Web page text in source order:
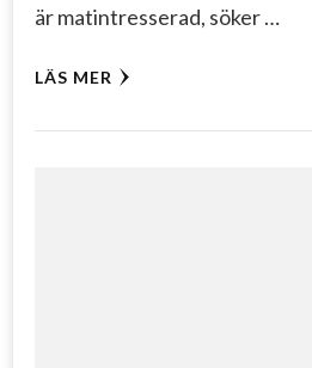
är matintresserad, söker …
LÄS MER